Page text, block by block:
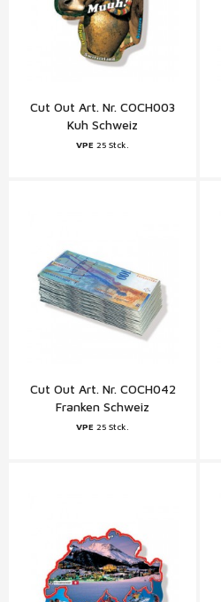
Cut Out Art. Nr. COCH003
Kuh Schweiz
VPE 25 Stck.
Cut Out Art. Nr. COCH042
Franken Schweiz
VPE 25 Stck.